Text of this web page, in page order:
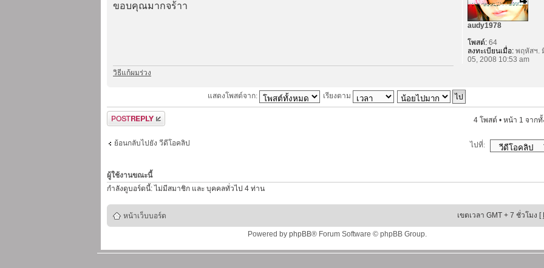
ขอบคุณมากจร้าา
วิธีแก้ผมร่วง
audy1978
โพสต์:64
ลงทะเบียนเมื่อ:พฤหัสฯ.
05, 2008 10:53 am
แสดงโพสต์จาก: เรียงตาม
ตอบกระทู้ 4 โพสต์ • หน้า 1 จาก
ย้อนกลับไปยัง วีดีโอคลิป ไปที่:
ผู้ใช้งานขณะนี้
กำลังดูบอร์ดนี้: ไม่มีสมาชิก และ บุคคลทั่วไป 4 ท่าน
หน้าเว็บบอร์ด เขตเวลา GMT + 7 ชั่วโมง [
Powered by phpBB® Forum Software © phpBB Group.